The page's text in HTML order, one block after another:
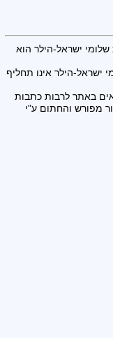
ישראל-הילר הוא
ישראל-הילר אינו תחליף
באתר לרבות כתבות
מפורש והחתום ע"י